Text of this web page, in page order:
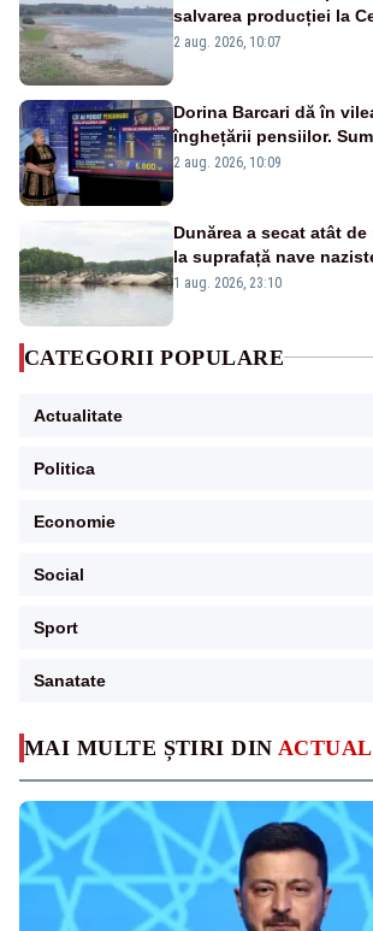
MAI MULTE ȘTIRI DIN
salvarea producției la
va detona o stâncă și va
2 aug. 2026, 10:07
Dorina Barcari dă în
înghețării pensiilor.
pierdute de fiecare român
2 aug. 2026, 10:09
Dunărea a secat atât
la suprafață nave
război mondial
1 aug. 2026, 23:10
CATEGORII POPULARE
Actualitate
Politica
Economie
Social
Sport
Sanatate